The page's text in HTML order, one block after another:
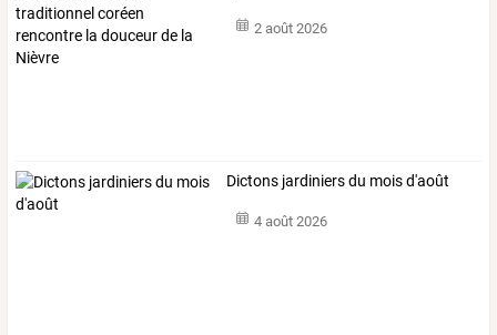
2 août 2026
Dictons jardiniers du mois d'août
4 août 2026